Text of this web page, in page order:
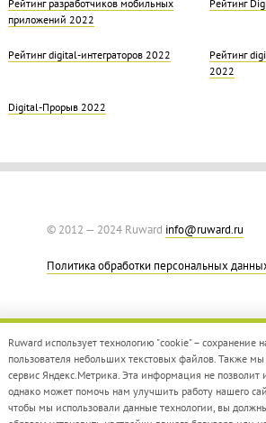
приложений 2022
Рейтинг digital-интеграторов 2022
Рейтинг
2022
Digital-Прорыв 2022
© 2012 — 2024 Ruward info@ruward.ru
Политика обработки персональных
Дизайн –Red Collar
Создание сайта –Integrate
Ruward использует технологию "cookie" – сохранение
пользователя небольших текстовых файлов. Также
сервис Яндекс.Метрика. Эта информация не позволит
однако может помочь нам улучшить работу нашего
чтобы мы использовали данные технологии, вы